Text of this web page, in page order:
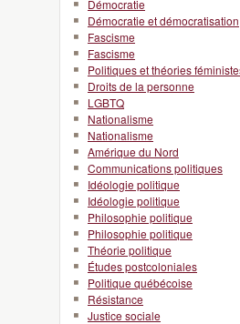
Démocratie
Démocratie et démocratisation
Fascisme
Fascisme
Politiques et théories
Droits de la personne
LGBTQ
Nationalisme
Nationalisme
Amérique du Nord
Communications politiques
Idéologie politique
Idéologie politique
Philosophie politique
Philosophie politique
Théorie politique
Études postcoloniales
Politique québécoise
Résistance
Justice sociale